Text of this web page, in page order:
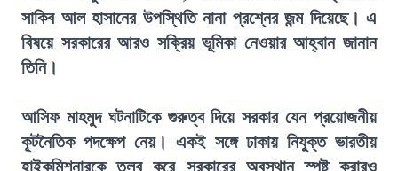
সাকিব আল হাসানের উপস্থিতি নানা প্রশ্নের জন্ম দিয়েছে। এ
বিষয়ে সরকারের আরও সক্রিয় ভূমিকা নেওয়ার আহ্বান জানান
তিনি।
আসিফ মাহমুদ ঘটনাটিকে গুরুত্ব দিয়ে সরকার যেন প্রয়োজনীয়
কূটনৈতিক পদক্ষেপ নেয়। একই সঙ্গে ঢাকায় নিযুক্ত ভারতীয়
হাইকমিশনারকে তলব করে সরকারের অবস্থান স্পষ্ট করারও